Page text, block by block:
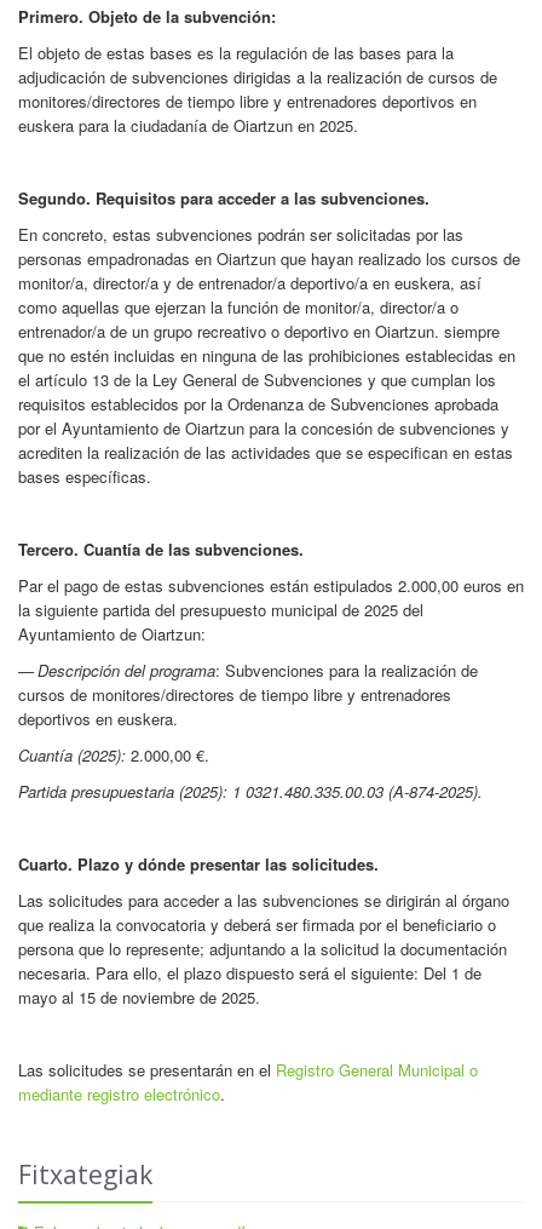
Primero. Objeto de la subvención:
El objeto de estas bases es la regulación de las bases para la
adjudicación de subvenciones dirigidas a la realización de cursos de
monitores/directores de tiempo libre y entrenadores deportivos en
euskera para la ciudadanía de Oiartzun en 2025.
Segundo. Requisitos para acceder a las subvenciones.
En concreto, estas subvenciones podrán ser solicitadas por las
personas empadronadas en Oiartzun que hayan realizado los cursos de
monitor/a, director/a y de entrenador/a deportivo/a en euskera, así
como aquellas que ejerzan la función de monitor/a, director/a o
entrenador/a de un grupo recreativo o deportivo en Oiartzun. siempre
que no estén incluidas en ninguna de las prohibiciones establecidas en
el artículo 13 de la Ley General de Subvenciones y que cumplan los
requisitos establecidos por la Ordenanza de Subvenciones aprobada
por el Ayuntamiento de Oiartzun para la concesión de subvenciones y
acrediten la realización de las actividades que se especifican en estas
bases específicas.
Tercero. Cuantía de las subvenciones.
Par el pago de estas subvenciones están estipulados 2.000,00 euros en
la siguiente partida del presupuesto municipal de 2025 del
Ayuntamiento de Oiartzun:
—Descripción del programa: Subvenciones para la realización de
cursos de monitores/directores de tiempo libre y entrenadores
deportivos en euskera.
Cuantía (2025): 2.000,00 €.
Partida presupuestaria (2025): 1 0321.480.335.00.03 (A-874-2025).
Cuarto. Plazo y dónde presentar las solicitudes.
Las solicitudes para acceder a las subvenciones se dirigirán al órgano
que realiza la convocatoria y deberá ser firmada por el beneficiario o
persona que lo represente; adjuntando a la solicitud la documentación
necesaria. Para ello, el plazo dispuesto será el siguiente: Del 1 de
mayo al 15 de noviembre de 2025.
Las solicitudes se presentarán en el Registro General Municipal o
mediante registro electrónico.
Fitxategiak